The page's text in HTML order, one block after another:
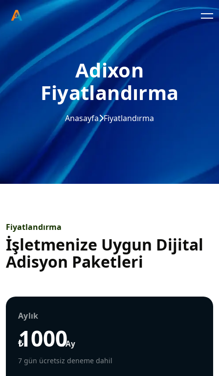
Adixon
Fiyatlandırma
Anasayfa Fiyatlandırma
Fiyatlandırma
İşletmenize Uygun Dijital
Adisyon Paketleri
Aylık
₺
1000/ay
7 gün ücretsiz deneme dahil